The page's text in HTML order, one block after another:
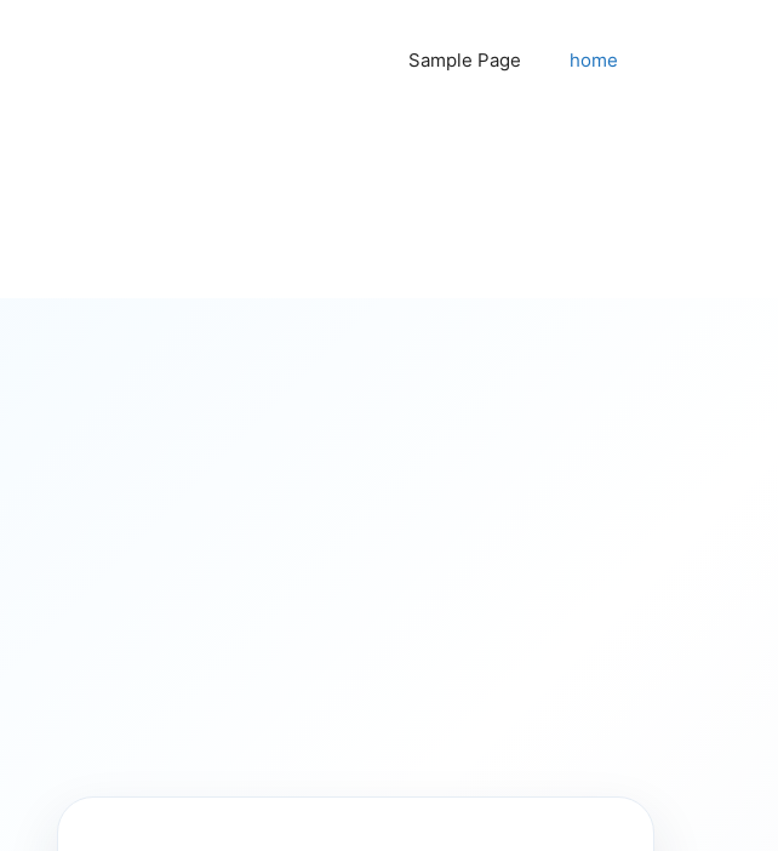
Sample Page home